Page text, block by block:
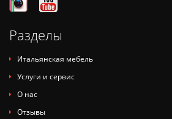
Разделы
Итальянская мебель
Услуги и сервис
О нас
Отзывы